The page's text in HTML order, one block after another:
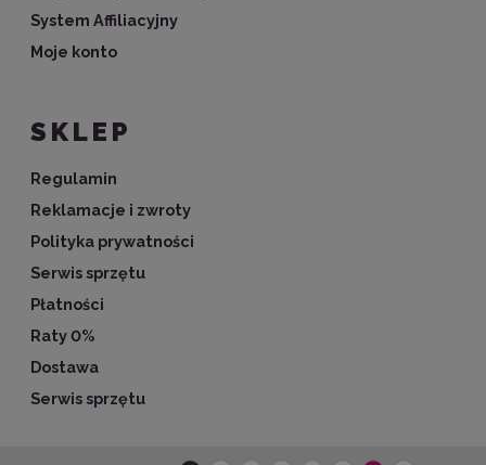
System Affiliacyjny
Moje konto
SKLEP
Regulamin
Reklamacje i zwroty
Polityka prywatności
Serwis sprzętu
Płatności
Raty 0%
Dostawa
Serwis sprzętu